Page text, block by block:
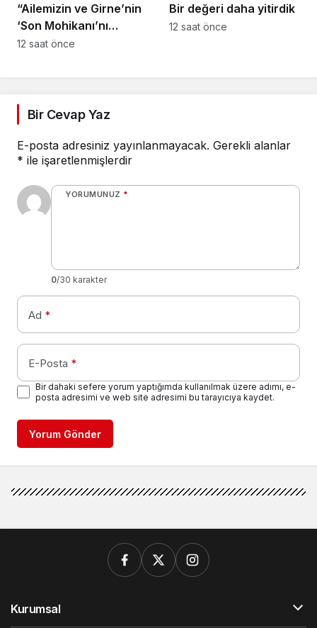
“Ailemizin ve Girne’nin
‘Son Mohikanı’nı
kaybettik”
12 saat önce
Bir değeri daha yitirdik
12 saat önce
Bir Cevap Yaz
E-posta adresiniz yayınlanmayacak. Gerekli alanlar
* ile işaretlenmişlerdir
YORUMUNUZ *
0/30 karakter
Ad *
E-Posta *
Bir dahaki sefere yorum yaptığımda kullanılmak üzere adımı, e-
posta adresimi ve web site adresimi bu tarayıcıya kaydet.
Yorum Gönder
Kurumsal